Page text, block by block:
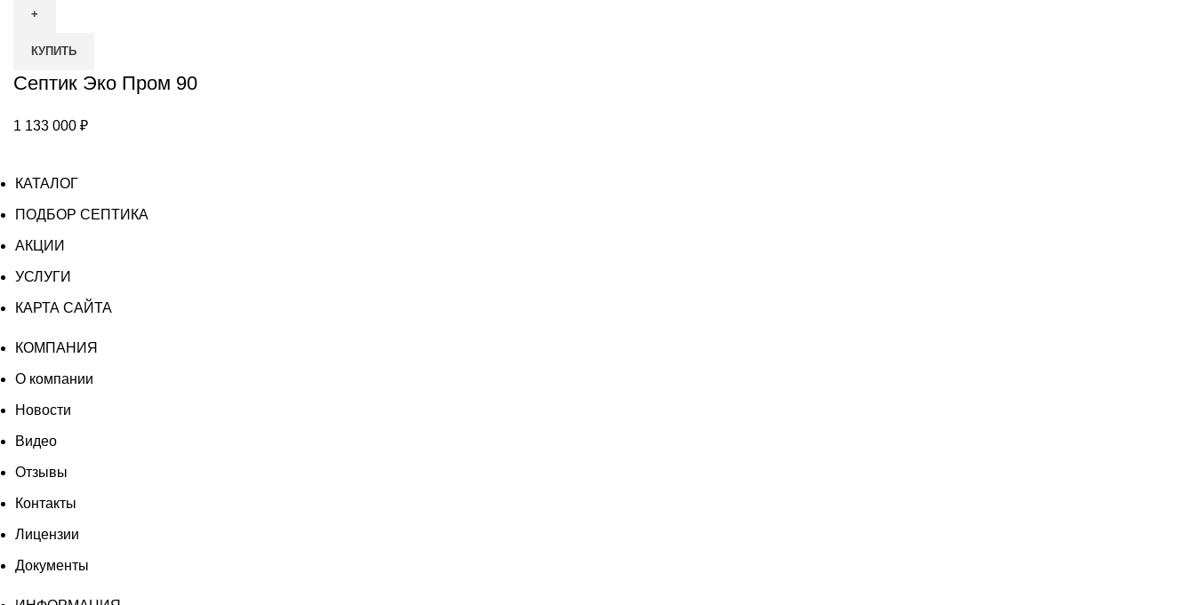
Септик
Пром
90
КУПИТЬ
Септик Эко Пром 90
1 133 000 ₽
КАТАЛОГ
ПОДБОР СЕПТИКА
АКЦИИ
УСЛУГИ
КАРТА САЙТА
КОМПАНИЯ
О компании
Новости
Видео
Отзывы
Контакты
Лицензии
Документы